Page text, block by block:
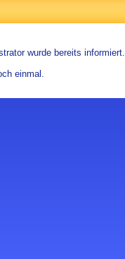
wurde bereits informiert.
einmal.